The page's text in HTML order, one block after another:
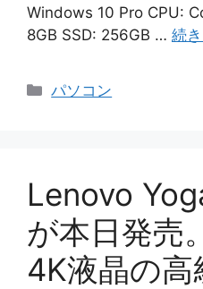
Windows 10 Pro CPU:
8GB SSD: 256GB … 続
カ
パソコン
Lenovo
が本日発売
4K液晶の